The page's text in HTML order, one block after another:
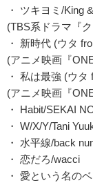
・ ツキヨミ/King
(TBS系ドラマ『
・ 新時代 (ウタ
(アニメ映画『
・ 私は最強 (ウ
(アニメ映画『
・ Habit/SEKAI
・ W/X/Y/Tani
・ 水平線/back
・ 恋だろ/wacci
・ 愛という名の